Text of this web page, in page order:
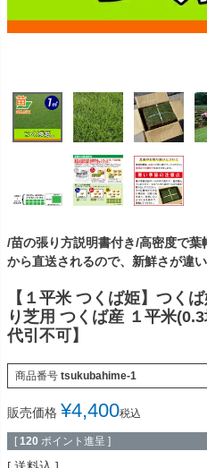
/苗の張り方説明書付き/高密度で
から直送されるので、新鮮さが違い
【１平米 つくば姫】つく
り芝用 つくば産 １平米
代引不可】
商品番号 tsukubahime-1
販売価格 ¥4,400税込
[ 120 ポイント進呈 ]